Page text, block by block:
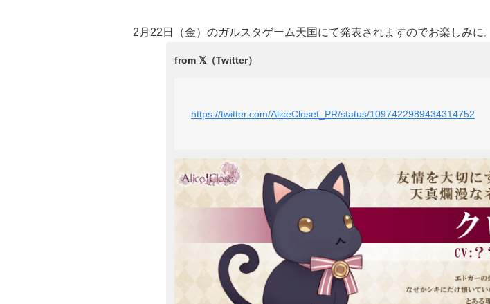
2月22日（金）のガルスタゲーム天国にて発表されますのでお楽しみに。
https://twitter.com/AliceCloset_PR/status/1097422989434314752